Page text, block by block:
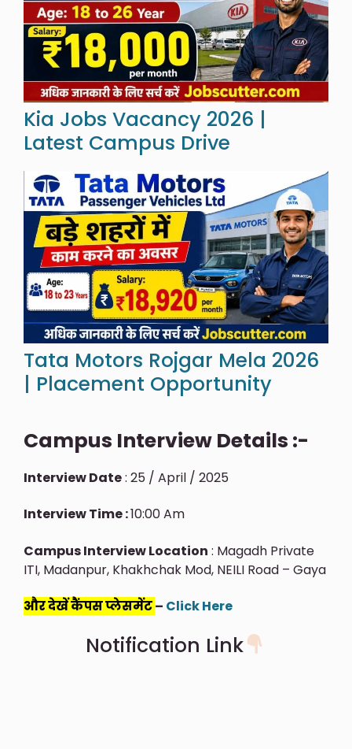
Kia Jobs Vacancy 2026 |
Latest Campus Drive
Tata Motors Rojgar Mela 2026
| Placement Opportunity
Campus Interview Details :-
Interview Date: 25 / April / 2025
Interview Time :10:00 Am
Campus Interview Location : Magadh Private
ITI, Madanpur, Khakhchak Mod, NEILI Road – Gaya
और देखें कैंपस प्लेसमेंट– Click Here
Notification Link